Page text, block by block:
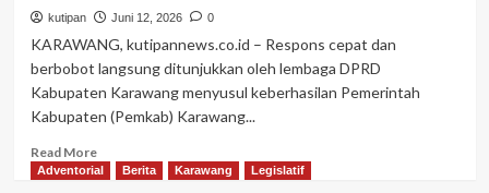
Medsos,
Penjelasan
Manajemen
RSUD
Jatisari
kutipan Juni 12, 2026 0
KARAWANG, kutipannews.co.id – Respons cepat dan
berbobot langsung ditunjukkan oleh lembaga DPRD
Kabupaten Karawang menyusul keberhasilan Pemerintah
Kabupaten (Pemkab) Karawang...
Read MoreRead
more
Adventorial Berita Karawang Legislatif